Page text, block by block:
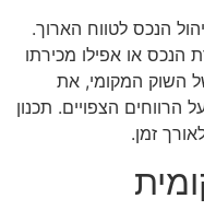
הנכס לטווח הארוך.
הנכס או אפילו מכירתו
השוק המקומי, את
הרווחים הצפויים. תכנון
זמן.